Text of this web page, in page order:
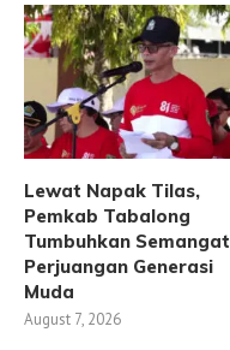
Lewat Napak Tilas,
Pemkab Tabalong
Tumbuhkan Semangat
Perjuangan Generasi
Muda
August 7, 2026